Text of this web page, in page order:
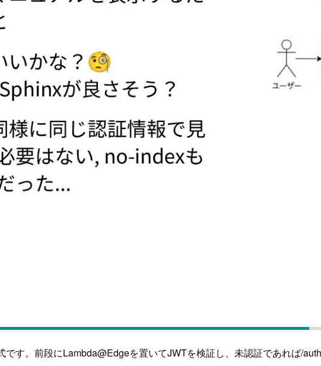
す。前段にLambda@Edgeを置いてJWTを検証し、未認証であれば/